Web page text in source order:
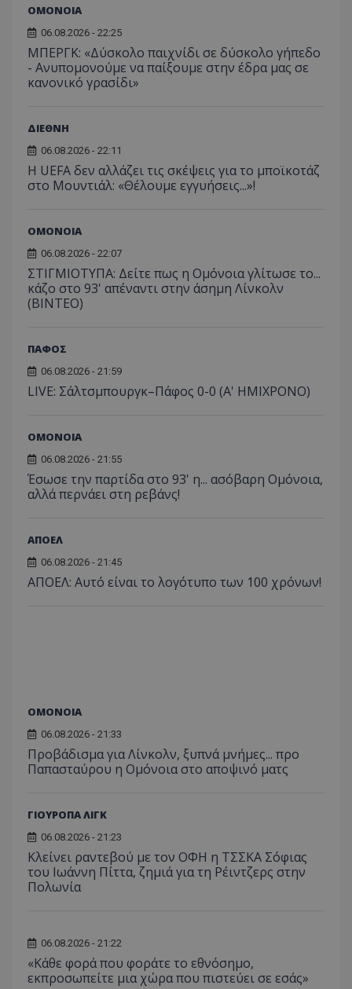
ΟΜΟΝΟΙΑ
06.08.2026 - 22:25
ΜΠΕΡΓΚ: «Δύσκολο παιχνίδι σε δύσκολο γήπεδο
- Ανυπομονούμε να παίξουμε στην έδρα μας σε
κανονικό γρασίδι»
ΔΙΕΘΝΗ
06.08.2026 - 22:11
Η UEFA δεν αλλάζει τις σκέψεις για το μποϊκοτάζ
στο Μουντιάλ: «Θέλουμε εγγυήσεις...»!
ΟΜΟΝΟΙΑ
06.08.2026 - 22:07
ΣΤΙΓΜΙΟΤΥΠΑ: Δείτε πως η Ομόνοια γλίτωσε το...
κάζο στο 93' απέναντι στην άσημη Λίνκολν
(ΒΙΝΤΕΟ)
ΠΑΦΟΣ
06.08.2026 - 21:59
LIVE: Σάλτσμπουργκ–Πάφος 0-0 (Α' ΗΜΙΧΡΟΝΟ)
ΟΜΟΝΟΙΑ
06.08.2026 - 21:55
Έσωσε την παρτίδα στο 93' η... ασόβαρη Ομόνοια,
αλλά περνάει στη ρεβάνς!
ΑΠΟΕΛ
06.08.2026 - 21:45
ΑΠΟΕΛ: Αυτό είναι το λογότυπο των 100 χρόνων!
ΟΜΟΝΟΙΑ
06.08.2026 - 21:33
Προβάδισμα για Λίνκολν, ξυπνά μνήμες... προ
Παπασταύρου η Ομόνοια στο αποψινό ματς
ΓΙΟΥΡΟΠΑ ΛΙΓΚ
06.08.2026 - 21:23
Κλείνει ραντεβού με τον ΟΦΗ η ΤΣΣΚΑ Σόφιας
του Ιωάννη Πίττα, ζημιά για τη Ρέιντζερς στην
Πολωνία
06.08.2026 - 21:22
«Κάθε φορά που φοράτε το εθνόσημο,
εκπροσωπείτε μια χώρα που πιστεύει σε εσάς»